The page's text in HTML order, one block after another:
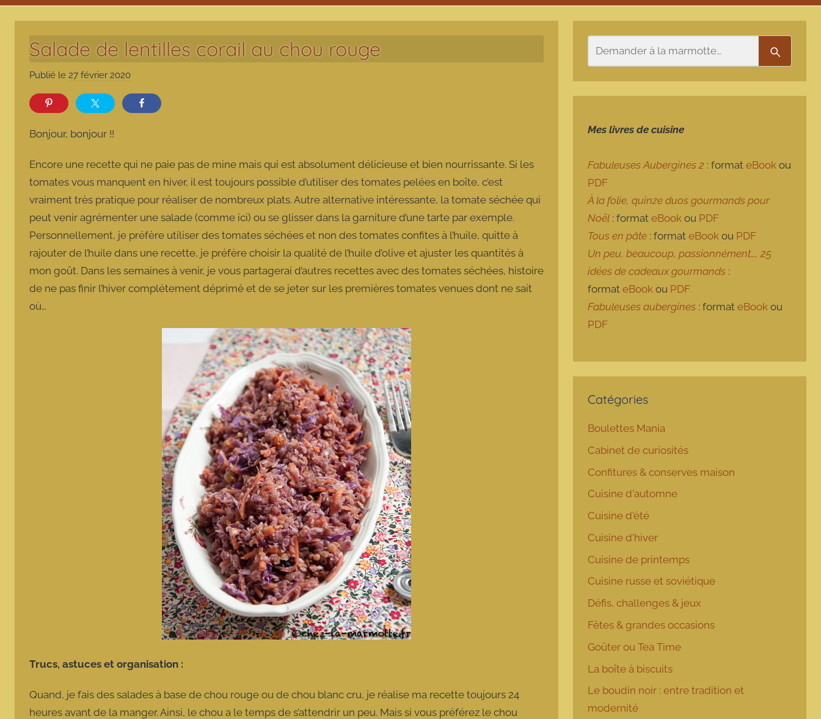
Salade de lentilles corail au chou rouge
Publié le 27 février 2020
m
o
t
t
e
Bonjour, bonjour !!
Encore une recette qui ne paie pas de mine mais qui est absolument délicieuse et bien nourrissante. Si les
tomates vous manquent en hiver, il est toujours possible d’utiliser des tomates pelées en boîte, c’est
vraiment très pratique pour réaliser de nombreux plats. Autre alternative intéressante, la tomate séchée qui
peut venir agrémenter une salade (comme ici) ou se glisser dans la garniture d’une tarte par exemple.
Personnellement, je préfère utiliser des tomates séchées et non des tomates confites à l’huile, quitte à
rajouter de l’huile dans une recette, je préfère choisir la qualité de l’huile d’olive et ajuster les quantités à
mon goût. Dans les semaines à venir, je vous partagerai d’autres recettes avec des tomates séchées, histoire
de ne pas finir l’hiver complétement déprimé et de se jeter sur les premières tomates venues dont ne sait
où…
Trucs, astuces et organisation :
Quand, je fais des salades à base de chou rouge ou de chou blanc cru, je réalise ma recette toujours 24
heures avant de la manger. Ainsi, le chou a le temps de s’attendrir un peu. Mais si vous préférez le chou
Mes livres de cuisine
Fabuleuses Aubergines 2 : formateBook ou
PDF
À la folie, quinze duos gourmands pour
Noël : formateBook ou PDF
Tous en pâte : formateBook ou PDF
Un peu, beaucoup, passionnément…, 25
idées de cadeaux gourmands :
formateBook ou PDF
Fabuleuses aubergines : formateBook ou
PDF
Catégories
Boulettes Mania
Cabinet de curiosités
Confitures & conserves maison
Cuisine d'automne
Cuisine d'été
Cuisine d'hiver
Cuisine de printemps
Cuisine russe et soviétique
Défis, challenges & jeux
Fêtes & grandes occasions
Goûter ou Tea Time
La boîte à biscuits
Le boudin noir : entre tradition et
modernité